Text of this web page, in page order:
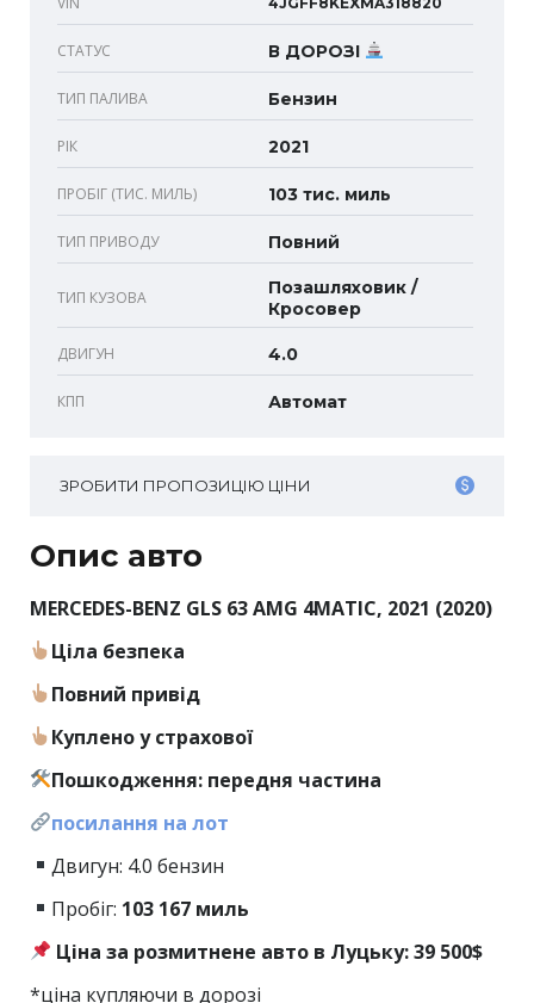
СТАТУС В ДОРОЗІ
ТИП ПАЛИВА Бензин
РІК 2021
ПРОБІГ (ТИС. МИЛЬ) 103 тис. миль
ТИП ПРИВОДУ Повний
ТИП КУЗОВА
Позашляховик /
Кросовер
ДВИГУН 4.0
КПП Автомат
ЗРОБИТИ ПРОПОЗИЦІЮ ЦІНИ
Опис авто
MERCEDES-BENZ GLS 63 AMG 4MATIC, 2021 (2020)
Ціла безпека
Повний привід
Куплено у страхової
Пошкодження: передня частина
посилання на лот
Двигун: 4.0 бензин
Пробіг: 103 167 миль
Ціна за розмитнене авто в Луцьку: 39 500$
*ціна купляючи в дорозі